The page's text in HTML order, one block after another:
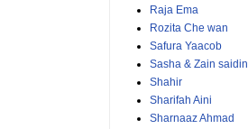
Raja Ema
Rozita Che wan
Safura Yaacob
Sasha & Zain saidin
Shahir
Sharifah Aini
Sharnaaz Ahmad